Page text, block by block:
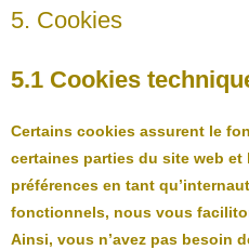
5. Cookies
5.1 Cookies
Certains cookies assurent le
certaines parties du site web
préférences en tant
fonctionnels, nous vous
Ainsi, vous n’avez pas besoin